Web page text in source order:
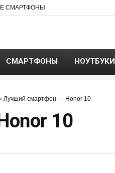
СМАРТФОНЫ
СМАРТФОНЫ НОУТБУКИ
Лучший смартфон — Honor 10
10